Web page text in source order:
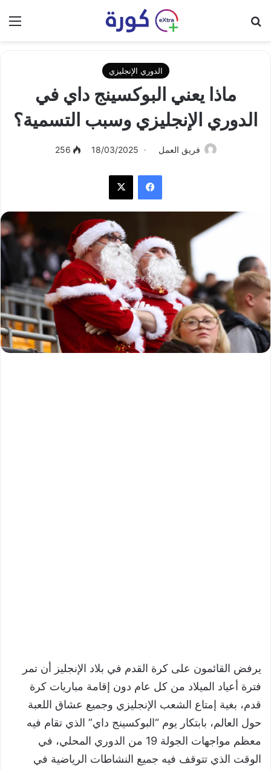
الدوري الإنجليزي
ماذا يعني البوكسينج داي في
الدوري الإنجليزي وسبب التسمية؟
فريق العمل 18/03/2025
256
فيسبوك
يرفض القائمون على كرة القدم في بلاد الإنجليز أن تمر
فترة أعياد الميلاد من كل عام دون إقامة مباريات كرة
قدم، بغية إمتاع الشعب الإنجليزي وجميع عشاق اللعبة
حول العالم، بابتكار يوم “البوكسينج داي” الذي تقام فيه
معظم مواجهات الجولة 19 من الدوري المحلي، في
الوقت الذي تتوقف فيه جميع النشاطات الرياضية في